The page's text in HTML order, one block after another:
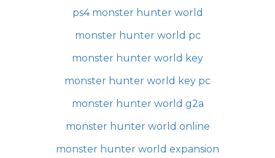
ps4 monster hunter world
monster hunter world pc
monster hunter world key
monster hunter world key pc
monster hunter world g2a
monster hunter world online
monster hunter world expansion